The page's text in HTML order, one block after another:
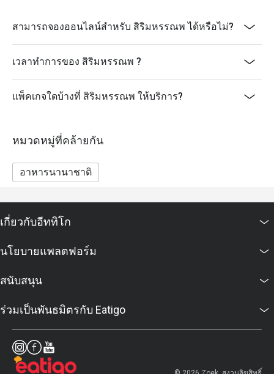
สามารถจองออนไลน์สำหรับ สิริมหรรณพ ได้หรือไม่?
เวลาทำการของ สิริมหรรณพ ?
แพ็คเกจใดบ้างที่ สิริมหรรณพ ให้บริการ?
หมวดหมู่ที่คล้ายกัน
อาหารนานาชาติ
เกี่ยวกับอีททิโก
นโยบายแพลตฟอร์ม
สนับสนุน
ร่วมเป็นพันธมิตรกับ Eatigo
© 2026 Zoek. สงวนลิขสิทธิ์